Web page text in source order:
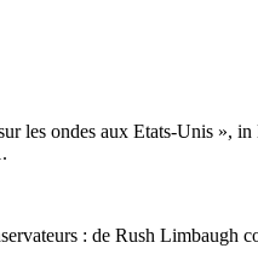
les ondes aux Etats-Unis »,
: de Rush